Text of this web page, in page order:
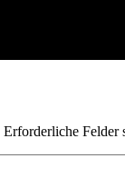
Erforderliche Felder